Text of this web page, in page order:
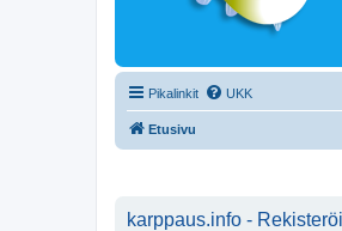
Pikalinkit UKK
Etusivu
karppaus.info -